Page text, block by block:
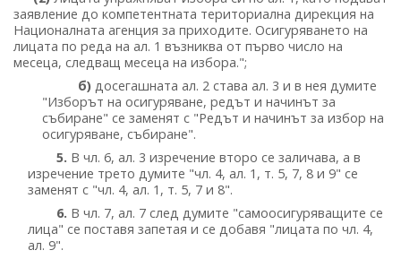
заявление до компетентната териториална дирекция на
Националната агенция за приходите. Осигуряването на
лицата по реда на ал. 1 възниква от първо число на
месеца, следващ месеца на избора.";
б) досегашната ал. 2 става ал. 3 и в нея думите
"Изборът на осигуряване, редът и начинът за
събиране" се заменят с "Редът и начинът за избор на
осигуряване, събиране".
5. В чл. 6, ал. 3 изречение второ се заличава, а в
изречение трето думите "чл. 4, ал. 1, т. 5, 7, 8 и 9" се
заменят с "чл. 4, ал. 1, т. 5, 7 и 8".
6. В чл. 7, ал. 7 след думите "самоосигуряващите се
лица" се поставя запетая и се добавя "лицата по чл. 4,
ал. 9".